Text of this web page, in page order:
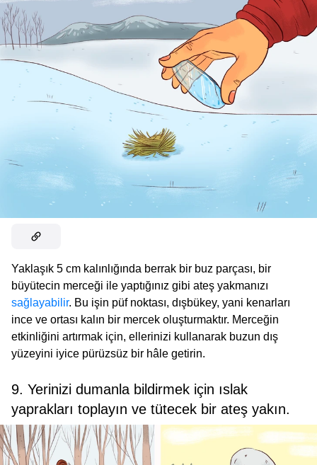
Yaklaşık 5 cm kalınlığında berrak bir buz parçası, bir
büyütecin merceği ile yaptığınız gibi ateş yakmanızı
sağlayabilir. Bu işin püf noktası, dışbükey, yani kenarları
ince ve ortası kalın bir mercek oluşturmaktır. Merceğin
etkinliğini artırmak için, ellerinizi kullanarak buzun dış
yüzeyini iyice pürüzsüz bir hâle getirin.
9. Yerinizi dumanla bildirmek için ıslak
yaprakları toplayın ve tütecek bir ateş yakın.